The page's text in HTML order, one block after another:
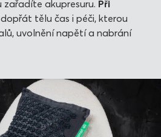
zařadíte akupresuru. Při
tělu čas i péči, kterou
uvolnění napětí a nabrání